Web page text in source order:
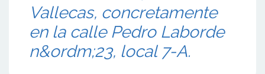
Vallecas, concretamente
en la calle Pedro Laborde
n&ordm;23, local 7-A.